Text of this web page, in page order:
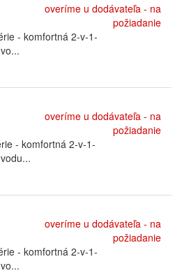
overíme u dodávateľa - na
požiadanie
- komfortná 2-v-1-
overíme u dodávateľa - na
požiadanie
- komfortná 2-v-1-
overíme u dodávateľa - na
požiadanie
- komfortná 2-v-1-